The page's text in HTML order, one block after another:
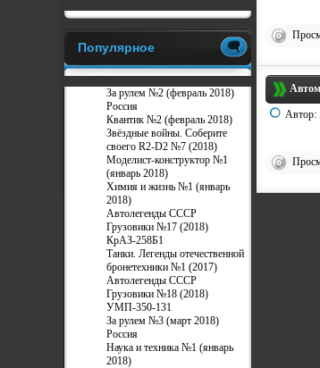
Автор:
Популярное
За рулем №2 (февраль 2018)
Россия
Квантик №2 (февраль 2018)
Звёздные войны. Соберите
своего R2-D2 №7 (2018)
Моделист-конструктор №1
(январь 2018)
Химия и жизнь №1 (январь
2018)
Автолегенды СССР
Грузовики №17 (2018)
КрАЗ-258Б1
Танки. Легенды отечественной
бронетехники №1 (2017)
Автолегенды СССР
Грузовики №18 (2018)
УМП-350-131
За рулем №3 (март 2018)
Россия
Наука и техника №1 (январь
2018)